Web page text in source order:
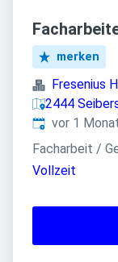
merken
Fresenius
2444
Veröffentlicht:
vor 1
Facharbeit /
Vollzeit